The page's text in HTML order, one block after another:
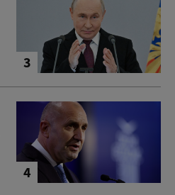
3
4